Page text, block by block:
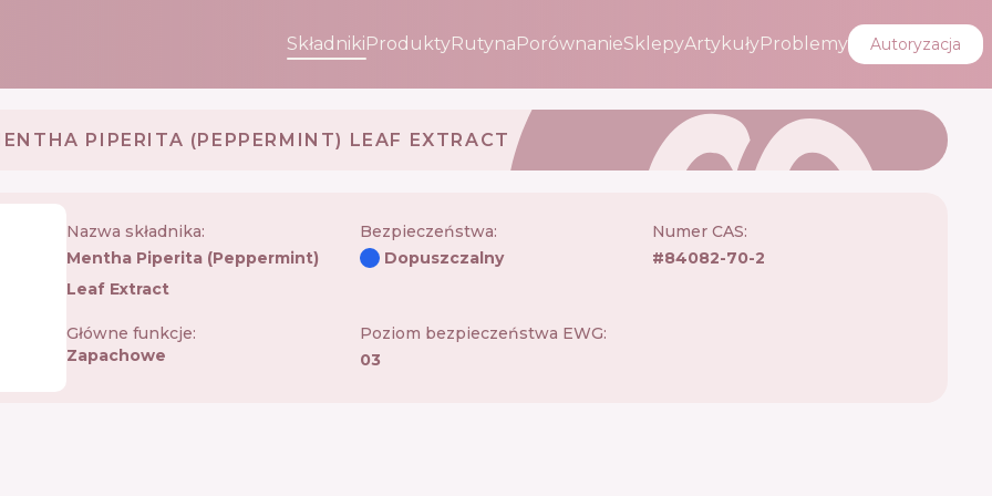
SkładnikiProduktyRutynaPorównanieSklepyArtykułyProblemy Autoryzacja
PIPERITA (PEPPERMINT) LEAF EXTRACT
Nazwa składnika:
Mentha Piperita (peppermint)
Leaf Extract
Bezpieczeństwa:
Dopuszczalny
Numer CAS:
#84082-70-2
Główne funkcje:
Zapachowe
Poziom bezpieczeństwa EWG:
03